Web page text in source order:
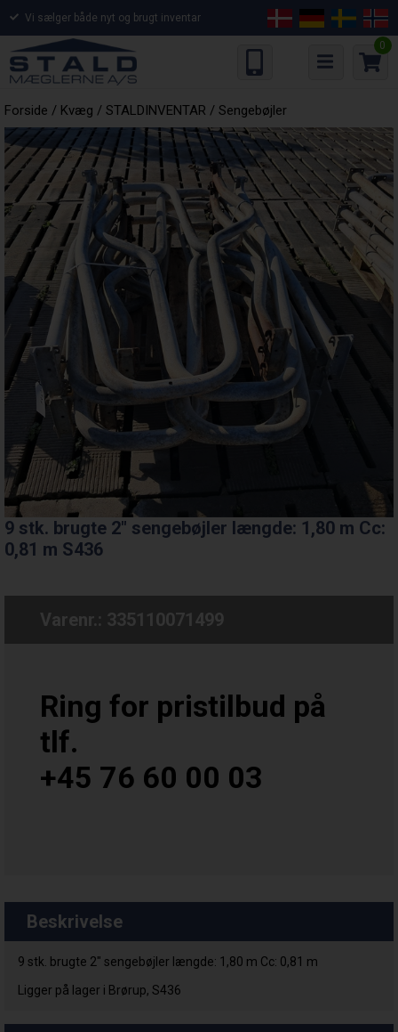
Vi sælger både nyt og brugt inventar
0
Forside / Kvæg / STALDINVENTAR / Sengebøjler
9 stk. brugte 2" sengebøjler længde: 1,80 m Cc:
0,81 m S436
Varenr.: 335110071499
Ring for pristilbud på
tlf.
+45 76 60 00 03
Beskrivelse
9 stk. brugte 2" sengebøjler længde: 1,80 m Cc: 0,81 m
Ligger på lager i Brørup, S436